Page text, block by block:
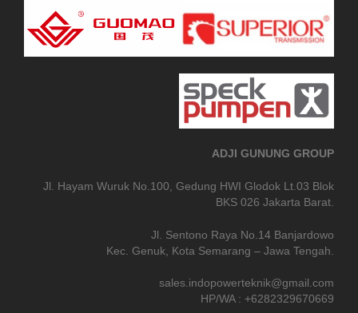
ADJI GUNUNG GROUP
Jl. Hayam Wuruk No.100, Gedung HWI Glodok Lt.03 Blok
BKS 026 Jakarta Barat.
Jl. Sentono Raya No.14 Banjardowo
Kec. Genuk, Kota Semarang – Jawa Tengah.
sales.indopowerteknik@gmail.com
HP/WA : +6282329670669